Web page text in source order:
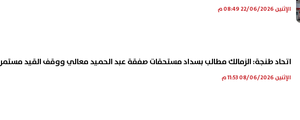
الإثنين 22/06/2026 08:49 م
اتحاد طنجة: الزمالك مطالب بسداد مستحقات صفقة عبد الحميد معالي ووقف القيد مستمر
الإثنين 08/06/2026 11:53 م